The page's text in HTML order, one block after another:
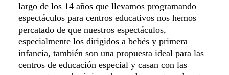
largo de los 14 años que llevamos programando
espectáculos para centros educativos nos hemos
percatado de que nuestros espectáculos,
especialmente los dirigidos a bebés y primera
infancia, también son una propuesta ideal para las
centros de educación especial y casan con las